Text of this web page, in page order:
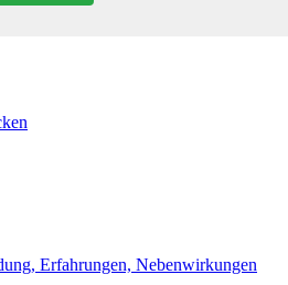
Erfahrungen, Nebenwirkungen